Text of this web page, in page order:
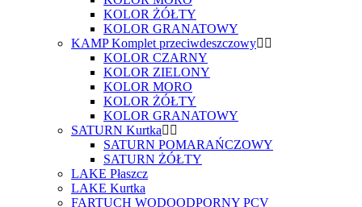
KOLOR ŻÓŁTY
KOLOR GRANATOWY
KAMP Komplet przeciwdeszczowy
KOLOR CZARNY
KOLOR ZIELONY
KOLOR MORO
KOLOR ŻÓŁTY
KOLOR GRANATOWY
SATURN Kurtka
SATURN POMARAŃCZOWY
SATURN ŻÓŁTY
LAKE Płaszcz
LAKE Kurtka
FARTUCH WODOODPORNY PCV